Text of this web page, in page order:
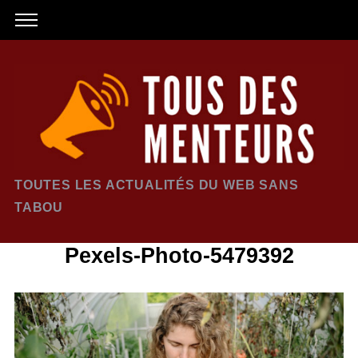
TOUTES LES ACTUALITÉS DU WEB SANS
TABOU
Pexels-Photo-5479392